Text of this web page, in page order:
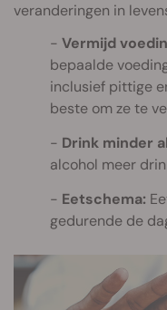
veranderingen in
Vermijd
bepaalde
inclusief pittige
beste om ze te
Drink minder
alcohol meer
Eetschema:
gedurende de